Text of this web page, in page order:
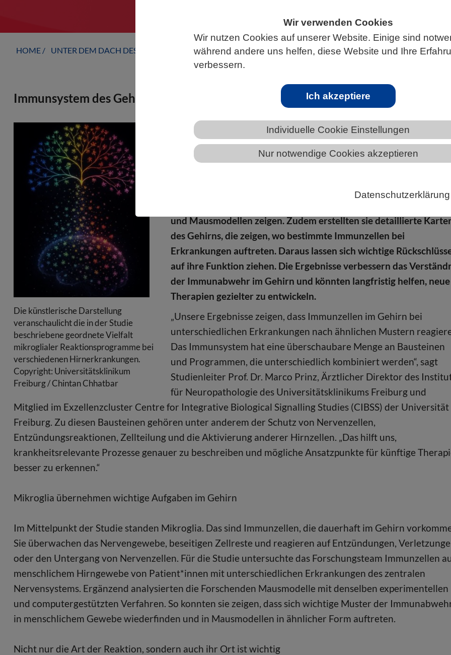
Wir verwenden Cookies
Wir nutzen Cookies auf unserer Website. Einige sind
während andere uns helfen, diese Website und Ihre
verbessern.
Ich akzeptiere
Individuelle Cookie Einstellungen
Nur notwendige Cookies akzeptieren
Datenschutzerklärung
HOME UNTER DEM DACH DES VBIO LANDESVERBÄNDE BREMEN NEWS AUS BREMEN
Immunsystem des Gehirns funktioniert einfacher als gedacht
Die künstlerische Darstellung
veranschaulicht die in der Studie
beschriebene geordnete Vielfalt
mikroglialer Reaktionsprogramme bei
verschiedenen Hirnerkrankungen.
Copyright: Universitätsklinikum
Freiburg / Chintan Chhatbar
Erkrankungen wie Morbus Alzheimer, Multiple Sklerose oder
Hirntumoren verlaufen sehr unterschiedlich. Dennoch nutzt die
Immunabwehr des menschlichen Gehirns dabei ähnliche
Fakultät der Universität Freiburg gemeinsam mit einem
und Mausmodellen zeigen. Zudem erstellten sie detaillierte
des Gehirns, die zeigen, wo bestimmte Immunzellen bei
Erkrankungen auftreten. Daraus lassen sich wichtige
auf ihre Funktion ziehen. Die Ergebnisse verbessern das
der Immunabwehr im Gehirn und könnten langfristig helfen, neue
Therapien gezielter zu entwickeln.
„Unsere Ergebnisse zeigen, dass Immunzellen im Gehirn bei
unterschiedlichen Erkrankungen nach ähnlichen Mustern
Das Immunsystem hat eine überschaubare Menge an Bausteinen
und Programmen, die unterschiedlich kombiniert werden“, sagt
Studienleiter Prof. Dr. Marco Prinz, Ärztlicher Direktor des
für Neuropathologie des Universitätsklinikums Freiburg und
Mitglied im Exzellenzcluster Centre for Integrative Biological Signalling Studies (CIBSS) der Universität
Freiburg. Zu diesen Bausteinen gehören unter anderem der Schutz von Nervenzellen,
Entzündungsreaktionen, Zellteilung und die Aktivierung anderer Hirnzellen. „Das hilft uns,
krankheitsrelevante Prozesse genauer zu beschreiben und mögliche Ansatzpunkte für künftige
besser zu erkennen.“
Mikroglia übernehmen wichtige Aufgaben im Gehirn
Im Mittelpunkt der Studie standen Mikroglia. Das sind Immunzellen, die dauerhaft im Gehirn
Sie überwachen das Nervengewebe, beseitigen Zellreste und reagieren auf Entzündungen,
oder den Untergang von Nervenzellen. Für die Studie untersuchte das Forschungsteam Immunzellen
menschlichem Hirngewebe von Patient*innen mit unterschiedlichen Erkrankungen des zentralen
Nervensystems. Ergänzend analysierten die Forschenden Mausmodelle mit denselben experimentellen
und computergestützten Verfahren. So konnten sie zeigen, dass sich wichtige Muster der
in menschlichem Gewebe wiederfinden und in Mausmodellen in ähnlicher Form auftreten.
Nicht nur die Art der Reaktion, sondern auch ihr Ort ist wichtig